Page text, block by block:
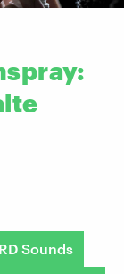
Sounds